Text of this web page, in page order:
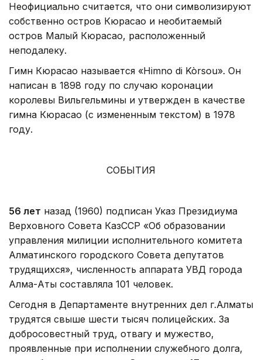
Неофициально считается, что они символизируют
собственно остров Кюрасао и необитаемый
остров Малый Кюрасао, расположенный
неподалеку.
Гимн Кюрасао называется «Himno di Kòrsou». Он
написан в 1898 году по случаю коронации
королевы Вильгельмины и утвержден в качестве
гимна Кюрасао (с измененным текстом) в 1978
году.
СОБЫТИЯ
56 лет назад (1960) подписан Указ Президиума
Верховного Совета КазССР «Об образовании
управления милиции исполнительного комитета
Алматинского городского Совета депутатов
трудящихся», численность аппарата УВД города
Алма-Аты составляла 101 человек.
Сегодня в Департаменте внутренних дел г.Алматы
трудятся свыше шести тысяч полицейских. За
добросовестный труд, отвагу и мужество,
проявленные при исполнении служебного долга,